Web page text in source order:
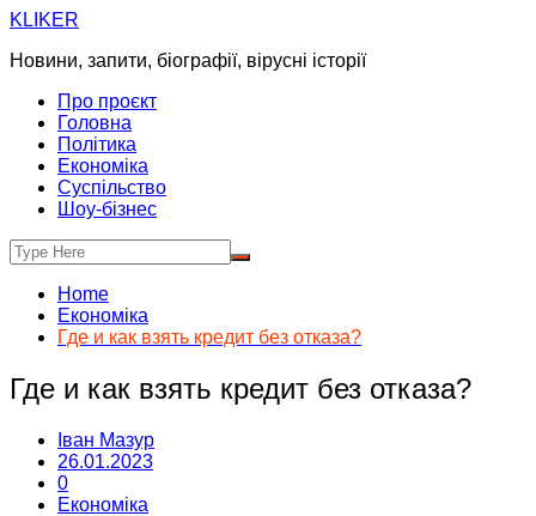
Skip
content
KLIKER
Новини, запити, біографії, вірусні історії
Про проєкт
Головна
Політика
Економіка
Суспільство
Шоу-бізнес
Home
Економіка
Где и как взять кредит без отказа?
Где и как взять кредит без отказа?
Іван Мазур
26.01.2023
0
Економіка